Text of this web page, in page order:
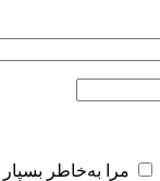
مرا به‌خاطر بسپار